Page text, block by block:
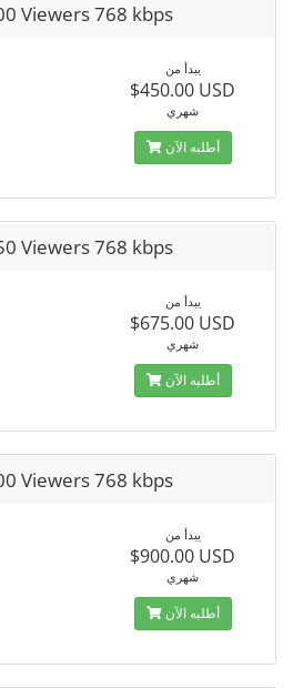
Viewers 768 kbps
يبدأ من
$450.00 USD
شهري
أطلبه الآن
Viewers 768 kbps
يبدأ من
$675.00 USD
شهري
أطلبه الآن
Viewers 768 kbps
يبدأ من
$900.00 USD
شهري
أطلبه الآن